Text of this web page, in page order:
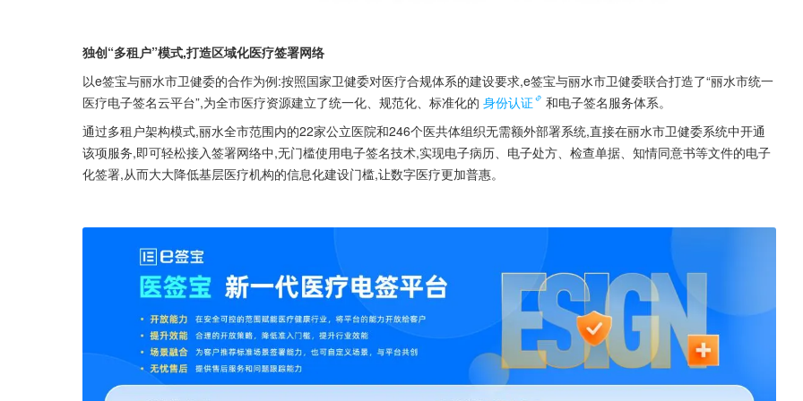
独创“多租户”模式,打造区域化医疗签署网络
以e签宝与丽水市卫健委的合作为例:按照国家卫健委对医疗合规体系的建设要求,e签宝与丽水市卫健委联合打造了“丽水市统一
医疗电子签名云平台”,为全市医疗资源建立了统一化、规范化、标准化的 身份认证
和电子签名服务体系。
通过多租户架构模式,丽水全市范围内的22家公立医院和246个医共体组织无需额外部署系统,直接在丽水市卫健委系统中开通
该项服务,即可轻松接入签署网络中,无门槛使用电子签名技术,实现电子病历、电子处方、检查单据、知情同意书等文件的电子
化签署,从而大大降低基层医疗机构的信息化建设门槛,让数字医疗更加普惠。